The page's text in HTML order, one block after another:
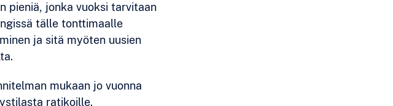
pieniä, jonka vuoksi tarvitaan
tälle tonttimaalle
ja sitä myöten uusien
mukaan jo vuonna
ratikoille.